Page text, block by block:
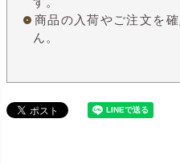
商品の入荷やご注文を
ん。